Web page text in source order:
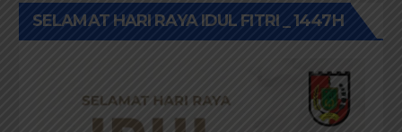
SELAMAT HARI RAYA IDUL FITRI _ 1447H